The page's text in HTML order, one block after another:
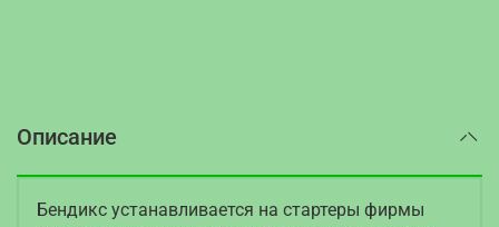
Описание
Бендикс устанавливается на стартеры фирмы